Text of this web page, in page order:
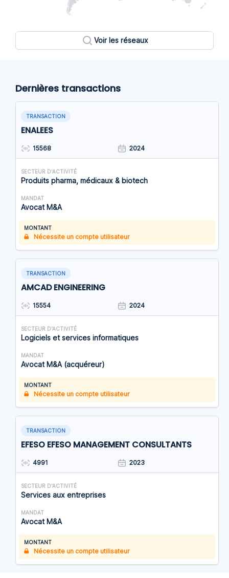
Voir les réseaux
Dernières transactions
TRANSACTION
ENALEES
15568 2024
SECTEUR D'ACTIVITÉ
Produits pharma, médicaux & biotech
MANDAT
Avocat M&A
MONTANT
Nécessite un compte utilisateur
TRANSACTION
AMCAD ENGINEERING
15554 2024
SECTEUR D'ACTIVITÉ
Logiciels et services informatiques
MANDAT
Avocat M&A (acquéreur)
MONTANT
Nécessite un compte utilisateur
TRANSACTION
EFESO EFESO MANAGEMENT CONSULTANTS
4991 2023
SECTEUR D'ACTIVITÉ
Services aux entreprises
MANDAT
Avocat M&A
MONTANT
Nécessite un compte utilisateur